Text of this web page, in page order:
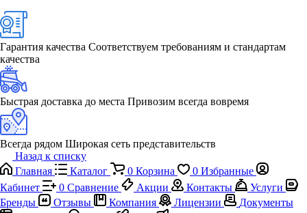
Гарантия качества Соответствуем требованиям и стандартам
качества
Быстрая доставка до места Привозим всегда вовремя
Всегда рядом Широкая сеть представительств
Назад к списку
Главная
Каталог 0 Корзина 0 Избранные
Кабинет
0 Сравнение Акции Контакты
Услуги
Бренды
Отзывы Компания Лицензии
Документы